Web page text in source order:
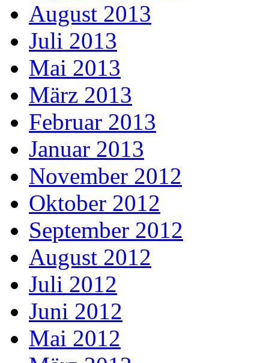
August 2013
Juli 2013
Mai 2013
März 2013
Februar 2013
Januar 2013
November 2012
Oktober 2012
September 2012
August 2012
Juli 2012
Juni 2012
Mai 2012